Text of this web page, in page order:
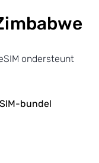
ondersteunt
bundel